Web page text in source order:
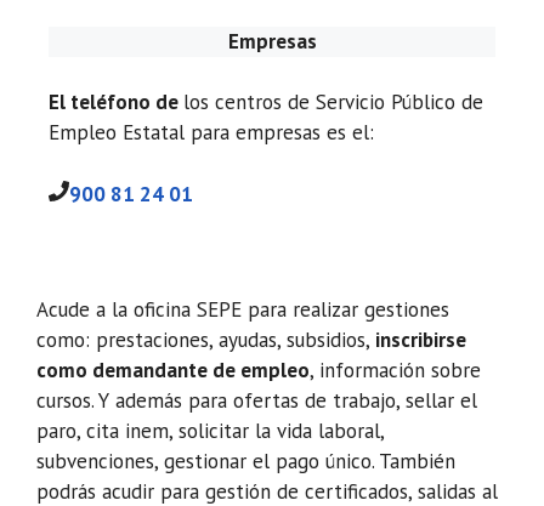
Empresas
El teléfono de los centros de Servicio Público de
Empleo Estatal para empresas es el:
900 81 24 01
Acude a la oficina SEPE para realizar gestiones
como: prestaciones, ayudas, subsidios, inscribirse
como demandante de empleo, información sobre
cursos. Y además para ofertas de trabajo, sellar el
paro, cita inem, solicitar la vida laboral,
subvenciones, gestionar el pago único. También
podrás acudir para gestión de certificados, salidas al